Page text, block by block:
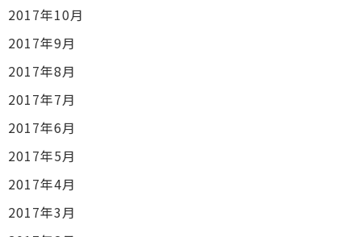
2017年10月
2017年9月
2017年8月
2017年7月
2017年6月
2017年5月
2017年4月
2017年3月